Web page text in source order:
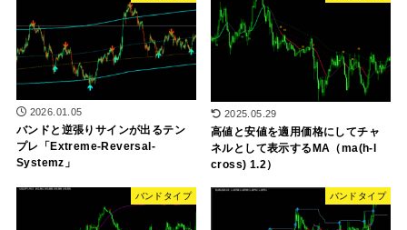
2026.01.05
バンドと逆張りサインが出るテン
プレ「Extreme-Reversal-
Systemz」
2025.05.29
高値と安値を適用価格にしてチャ
ネルとして表示するMA（ma(h-l
cross) 1.2）
バンドタイプ バンドタイプ